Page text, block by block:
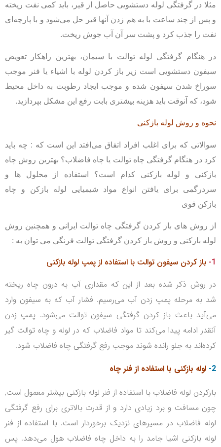
مثلا در گرفتگی لوله دستشویی حاصل از قیر، باید کمی نفت ریخته
و پس از چند ساعت با به هم زدن آنها قیر حل می‌شود و با پارچه‌ای
نفت را جذب کرد و پشت سر آن آب جوش ریخت.
در هنگام گرفتگی لوله توالت با سیمان، بهترین راهکار تعویض
سیفون دستشویی است زیر باز کردن لوله با اشیاء یا فنر موجب
سوراخ شدن سیفون شده و موجب ایجاد رطوبت به داخل محیط
شود، که آنوقت باید هزینه بیشتری بابت رفع این مشکل بپردازید.
نحوه و روش لوله بازکنی
سوالاتی که برای اغلب افراد اتفاق می‌افتد این است که : چه باید
کرد در هنگام گرفتگی چاه توالت یا چاه فاضلاب؟ بهترین روش چاه
بازکنی و لوله بازکنی کدام است؟ استفاده از محلول ها و
سردرگمی برای یافتن انواع مواد شیمیایی لوله بازکن و چاه
بازکن قوی
از روش های باز کردن گرفتگی چاه توالت ایرانی و همچنین روش
لوله بازکنی و روش باز کردن گرفتگی توالت فرنگی می توان به :
1- باز کردن سیفون توالت با استفاده از پمپ لوله بازکنی
در روش ذکر شده بعد از این که مقداری آب به درون چاه ریخته
شد به مرحله پمپ زدن آب می‌رسیم. فشار آب که به سیفون وارد
می‌آید باعث باز کردن گرفتگی سیفون توالت می‌شود. پمپ زدن
آنقدر ادامه پیدا می‌کند تا مواد فاضلاب که در لوله و چاه توالت گیر
کرده‌اند به جلو رانده شوند موجب رفع گرفتگی چاه فاضلاب شود.
2- لوله بازکنی با استفاده از فنر چاه
بازکردن لوله فاضلاب با استفاده از فنر لوله بازکنی بیشتر معمول است,
چون مسافت و برد زیادی دارد و از قدرت بالاتری برای رفع گرفتگی
لوله فاضلاب در مسیرهای نزدیک برخوردار است. با استفاده از فنر
لوله بازکنی اشیا جامد را به داخل چاه فاضلاب هول می‌دهد. پس